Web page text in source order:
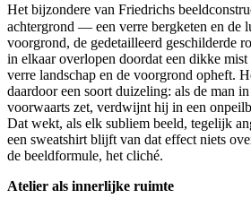
Het bijzondere van Friedrichs
achtergrond — een verre bergketen en de
voorgrond, de gedetailleerd geschilderde
in elkaar overlopen doordat een dikke mist
verre landschap en de voorgrond opheft.
daardoor een soort duizeling: als de man
voorwaarts zet, verdwijnt hij in een
Dat wekt, als elk subliem beeld, tegelijk
een sweatshirt blijft van dat effect niets
de beeldformule, het cliché.
Atelier als innerlijke ruimte